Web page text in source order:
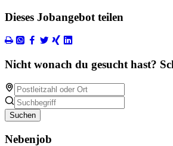
Dieses Jobangebot teilen
Nicht wonach du gesucht hast?
Suchen
Nebenjob